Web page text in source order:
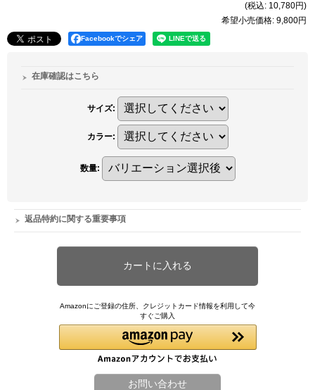
(税込: 10,780円)
希望小売価格: 9,800円
Facebookでシェア
在庫確認はこちら
サイズ:
カラー:
数量:
返品特約に関する重要事項
Amazonにご登録の住所、クレジットカード情報を利用して今
すぐご購入